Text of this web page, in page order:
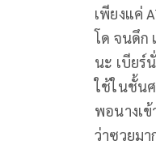
เพียงแค่
โด จนดึก
นะ เบียร์
ใช้ในชั้น
พอนางเ
ว่าซวยม